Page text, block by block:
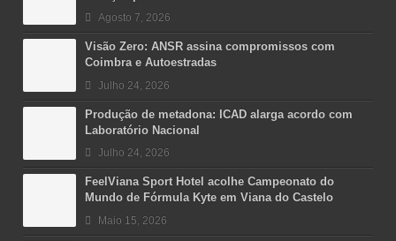
Agosto 7, 2026
Visão Zero: ANSR assina compromissos com
Coimbra e Autoestradas
Julho 24, 2026
Produção de metadona: ICAD alarga acordo com
Laboratório Nacional
Julho 24, 2026
FeelViana Sport Hotel acolhe Campeonato do
Mundo de Fórmula Kyte em Viana do Castelo
Maio 15, 2026